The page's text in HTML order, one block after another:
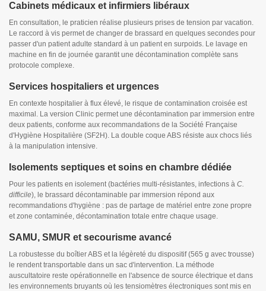
Cabinets médicaux et infirmiers libéraux
En consultation, le praticien réalise plusieurs prises de tension par vacation.
Le raccord à vis permet de changer de brassard en quelques secondes pour
passer d'un patient adulte standard à un patient en surpoids. Le lavage en
machine en fin de journée garantit une décontamination complète sans
protocole complexe.
Services hospitaliers et urgences
En contexte hospitalier à flux élevé, le risque de contamination croisée est
maximal. La version Clinic permet une décontamination par immersion entre
deux patients, conforme aux recommandations de la Société Française
d'Hygiène Hospitalière (SF2H). La double coque ABS résiste aux chocs liés
à la manipulation intensive.
Isolements septiques et soins en chambre dédiée
Pour les patients en isolement (bactéries multi-résistantes, infections à C.
difficile), le brassard décontaminable par immersion répond aux
recommandations d'hygiène : pas de partage de matériel entre zone propre
et zone contaminée, décontamination totale entre chaque usage.
SAMU, SMUR et secourisme avancé
La robustesse du boîtier ABS et la légèreté du dispositif (565 g avec trousse)
le rendent transportable dans un sac d'intervention. La méthode
auscultatoire reste opérationnelle en l'absence de source électrique et dans
les environnements bruyants où les tensiomètres électroniques sont mis en